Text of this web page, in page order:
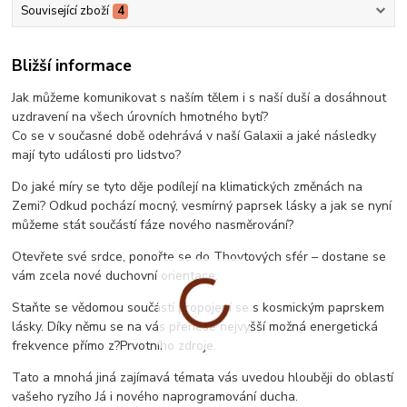
Související zboží 4
Bližší informace
Jak můžeme komunikovat s naším tělem i s naší duší a dosáhnout
uzdravení na všech úrovních hmotného bytí?
Co se v současné době odehrává v naší Galaxii a jaké následky
mají tyto události pro lidstvo?
Do jaké míry se tyto děje podílejí na klimatických změnách na
Zemi? Odkud pochází mocný, vesmírný paprsek lásky a jak se nyní
můžeme stát součástí fáze nového nasměrování?
Otevřete své srdce, ponořte se do Thovtových sfér – dostane se
vám zcela nové duchovní orientace.
Staňte se vědomou součástí propojení se s kosmickým paprskem
lásky. Díky němu se na vás přenese nejvyšší možná energetická
frekvence přímo z?Prvotního zdroje.
Tato a mnohá jiná zajímavá témata vás uvedou hlouběji do oblastí
vašeho ryzího Já i nového naprogramování ducha.